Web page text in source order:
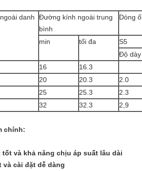
danh
Đường kính ngoài trung
bình
Dòng
min tối đa S5
Độ
16 16.3
20 20.3 2.0
25 25.3 2.3
32 32.3 2,9
chính:
tốt và khả năng chịu áp suất lâu dài
và cài đặt dễ dàng